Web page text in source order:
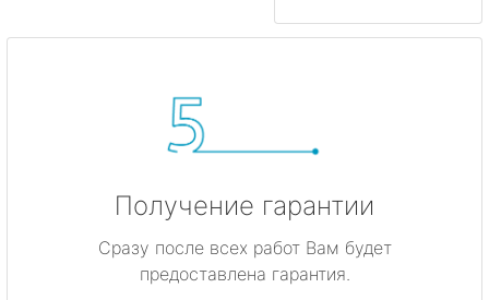
Получение гарантии
Сразу после всех работ Вам будет
предоставлена гарантия.